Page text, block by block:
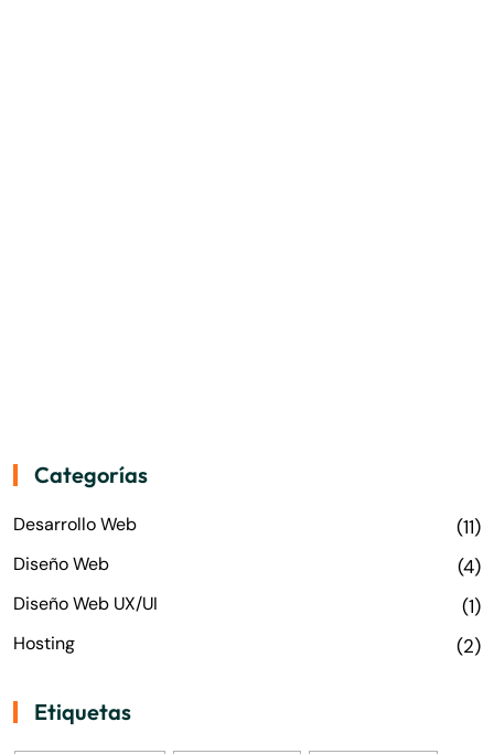
Categorías
Desarrollo Web (11)
Diseño Web (4)
Diseño Web UX/UI (1)
Hosting (2)
Etiquetas